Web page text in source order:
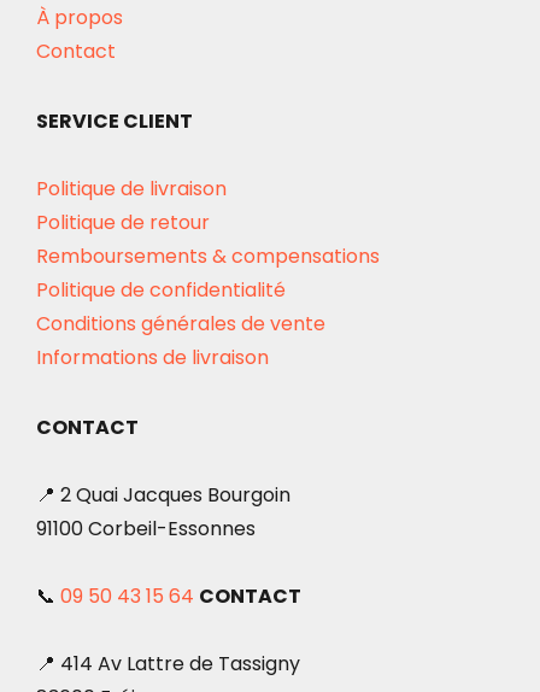
À propos
Contact
SERVICE CLIENT
Politique de livraison
Politique de retour
Remboursements & compensations
Politique de confidentialité
Conditions générales de vente
Informations de livraison
CONTACT
📍 2 Quai Jacques Bourgoin
91100 Corbeil-Essonnes
📞 09 50 43 15 64 CONTACT
📍 414 Av Lattre de Tassigny